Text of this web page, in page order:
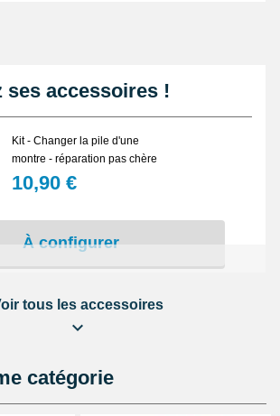
ses accessoires !
Kit - Changer la pile d'une
montre - réparation pas chère
10,90 €
À configurer
Kit réparation montre : Changer
la pile d'un fond vissé
tous les accessoires
catégorie